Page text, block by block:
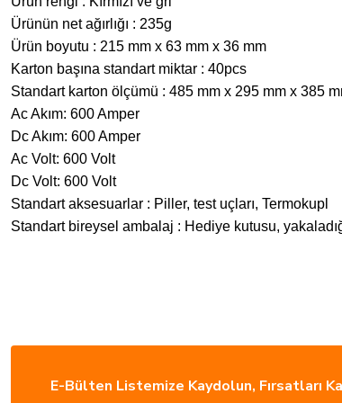
Ürünün net ağırlığı : 235g
Ürün boyutu : 215 mm x 63 mm x 36 mm
Karton başına standart miktar : 40pcs
Standart karton ölçümü : 485 mm x 295 mm x 385
Ac Akım: 600 Amper
Dc Akım: 600 Amper
Ac Volt: 600 Volt
Dc Volt: 600 Volt
Standart aksesuarlar : Piller, test uçları, Termokupl
Standart bireysel ambalaj : Hediye kutusu,
ÜCRETSİZ KARGO
E-Bülten Listemize Kaydolun, Fırsatları